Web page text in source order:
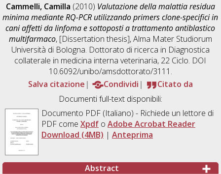
Cammelli, Camilla (2010) Valutazione della malattia residua
minima mediante RQ-PCR utilizzando primers clone-specifici in
cani affetti da linfoma e sottoposti a trattamento antiblastico
multifarmaco, [Dissertation thesis], Alma Mater Studiorum
Università di Bologna. Dottorato di ricerca in Diagnostica
collaterale in medicina interna veterinaria, 22 Ciclo. DOI
10.6092/unibo/amsdottorato/3111.
Salva citazione
Condividi
Citato da
Documenti full-text disponibili:
Documento PDF(Italiano) - Richiede un lettore di
PDF come Xpdfo Adobe Acrobat Reader
Download (4MB) | Anteprima
Abstract